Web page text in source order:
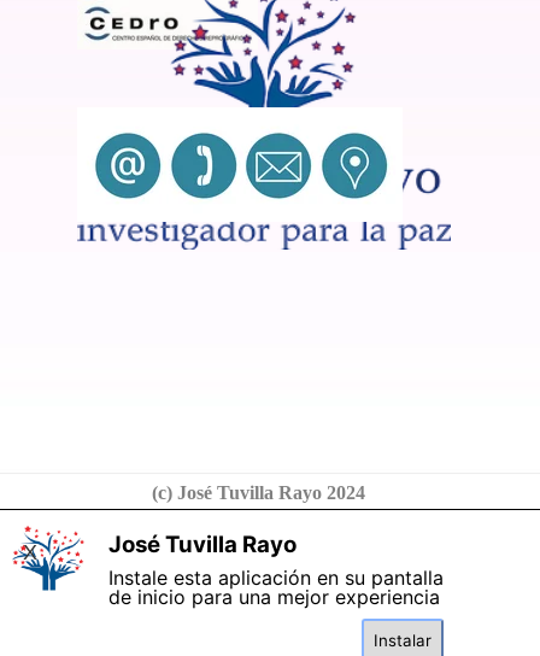
(c) José Tuvilla Rayo 2024
José Tuvilla Rayo
Instale esta aplicación en su pantalla
de inicio para una mejor experiencia
Instalar
X